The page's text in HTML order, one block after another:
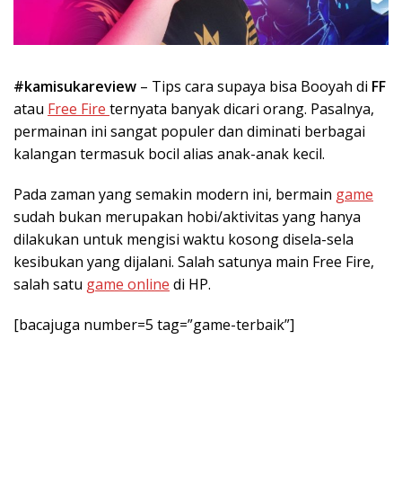
#kamisukareview – Tips cara supaya bisa Booyah di FF
atau Free Fire ternyata banyak dicari orang. Pasalnya,
permainan ini sangat populer dan diminati berbagai
kalangan termasuk bocil alias anak-anak kecil.
Pada zaman yang semakin modern ini, bermain game
sudah bukan merupakan hobi/aktivitas yang hanya
dilakukan untuk mengisi waktu kosong disela-sela
kesibukan yang dijalani. Salah satunya main Free Fire,
salah satu game online di HP.
[bacajuga number=5 tag=”game-terbaik”]